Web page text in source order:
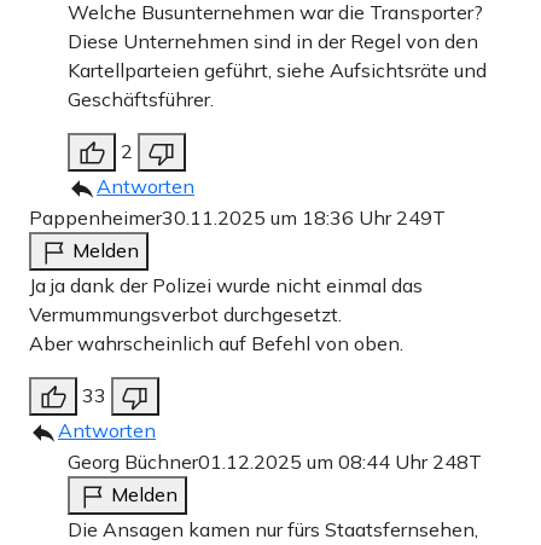
Welche Busunternehmen war die Transporter?
Diese Unternehmen sind in der Regel von den
Kartellparteien geführt, siehe Aufsichtsräte und
Geschäftsführer.
2
Antworten
Pappenheimer30.11.2025 um 18:36 Uhr 249T
Melden
Ja ja dank der Polizei wurde nicht einmal das
Vermummungsverbot durchgesetzt.
Aber wahrscheinlich auf Befehl von oben.
33
Antworten
Georg Büchner01.12.2025 um 08:44 Uhr 248T
Melden
Die Ansagen kamen nur fürs Staatsfernsehen,